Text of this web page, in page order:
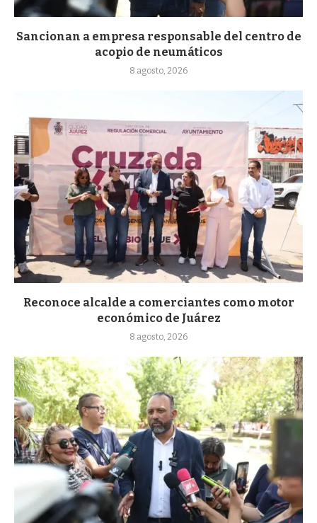
Sancionan a empresa responsable del centro de
acopio de neumáticos
8 agosto, 2026
Reconoce alcalde a comerciantes como motor
económico de Juárez
8 agosto, 2026